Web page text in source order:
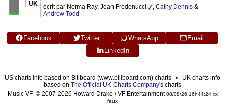
UK écrit par Norma Ray, Jean Fredenucci , Cathy Dennis &
Andrew Todd
Facebook Twitter WhatsApp
Email
LinkedIn
US charts info based on Billboard (www.billboard.com) charts • UK charts info
based on The Official UK Charts Company's charts
Music VF © 2007-2026 Howard Drake / VF Entertainment08/08/26 16h44:24 xx
faux